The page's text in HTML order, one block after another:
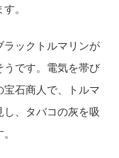
。
ラックトルマリンが
うです。電気を帯び
宝石商人で、トルマ
、タバコの灰を吸